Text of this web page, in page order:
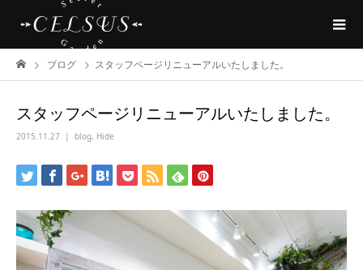
ブログ スタッフページリニューアルいたしました。
スタッフページリニューアルいたしました。
2015.11.27 blog, Hide